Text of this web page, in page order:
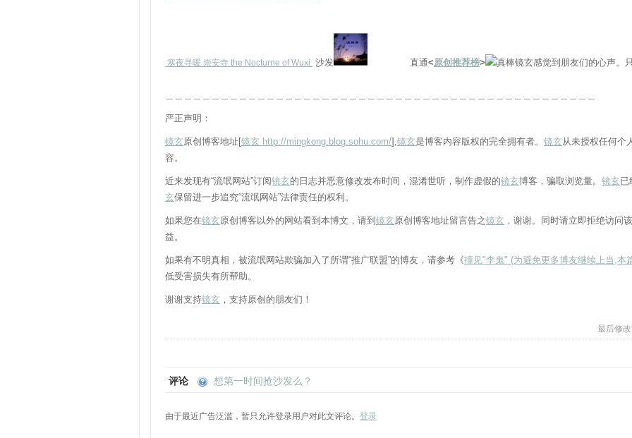
寒夜寻暖 崇安寺 the Nocturne of Wuxi 沙发 直通<原创推荐榜> 镜玄感觉到朋友们的心声。
严正声明：
镜玄原创博客地址[镜玄 http://mingkong.blog.sohu.com/],镜玄是博客内容版权的完全拥有者。 镜玄从未授权任何个
容。
近来发现有“流氓网站”订阅镜玄的日志并恶意修改发布时间，混淆世听，制作虚假的镜玄博客，骗取浏览量。 镜玄已
玄保留进一步追究“流氓网站”法律责任的权利。
如果您在镜玄原创博客以外的网站看到本博文，请到 镜玄原创博客地址留言告之镜玄 ，谢谢。同时请立即拒绝访问
益。
如果有不明真相，被流氓网站欺骗加入了所谓“推广联盟”的博友，请参考《撞见"李鬼" (为避免更多博友继续上当,本
低受害损失有所帮助。
谢谢支持镜玄 ，支持原创的朋友们！
最后修
评论 想第一时间抢沙发么？
由于最近广告泛滥，暂只允许登录用户对此文评论。 登录